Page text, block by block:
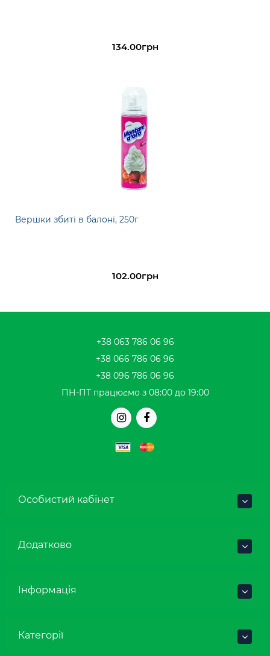
134.00грн
Вершки збиті в балоні, 250г
102.00грн
+38 063 786 06 96
+38 066 786 06 96
+38 096 786 06 96
ПН-ПТ працюємо з 08:00 до 19:00
Особистий кабінет
Додатково
Інформація
Категорії